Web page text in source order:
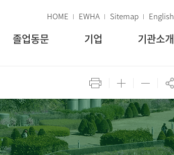
HOME EWHA Sitemap English
졸업동문 기업 기관소개